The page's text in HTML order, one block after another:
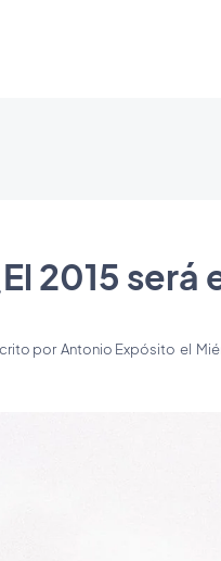
2015 será
porAntonio Expósito el